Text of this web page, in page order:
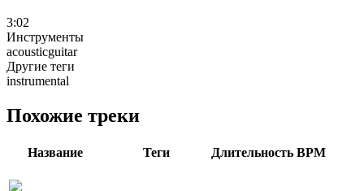
3:02
Инструменты
acousticguitar
Другие теги
instrumental
Похожие треки
Название Теги Длительность BPM